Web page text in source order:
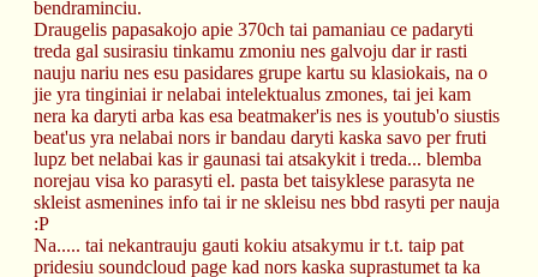
❉
❅
bendraminciu.
Draugelis papasakojo apie 370ch tai pamaniau ce padaryti
treda gal susirasiu tinkamu zmoniu nes galvoju dar ir rasti
nauju nariu nes esu pasidares grupe kartu su klasiokais, na o
jie yra tinginiai ir nelabai intelektualus zmones, tai jei kam
nera ka daryti arba kas esa beatmaker'is nes is youtub'o siustis
beat'us yra nelabai nors ir bandau daryti kaska savo per fruti
lupz bet nelabai kas ir gaunasi tai atsakykit i treda... blemba
norejau visa ko parasyti el. pasta bet taisyklese parasyta ne
skleist asmenines info tai ir ne skleisu nes bbd rasyti per nauja
:P
Na..... tai nekantrauju gauti kokiu atsakymu ir t.t. taip pat
pridesiu soundcloud page kad nors kaska suprastumet ta ka